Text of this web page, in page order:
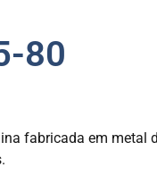
80
fabricada em metal